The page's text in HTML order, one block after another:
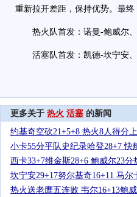
重新拉开差距，保持优势。最终
热火队首发：诺曼-鲍威尔、
活塞队首发：凯德-坎宁安、
更多关于 热火 活塞 的新闻
约基奇空砍21+5+8 热火8人得分
小卡55分平队史纪录哈登28+7 快
西卡33+7维金斯28+6 鲍威尔23
坎宁安29+17努尔基奇16+11 马
热火送老鹰五连败 韦尔16+13鲍